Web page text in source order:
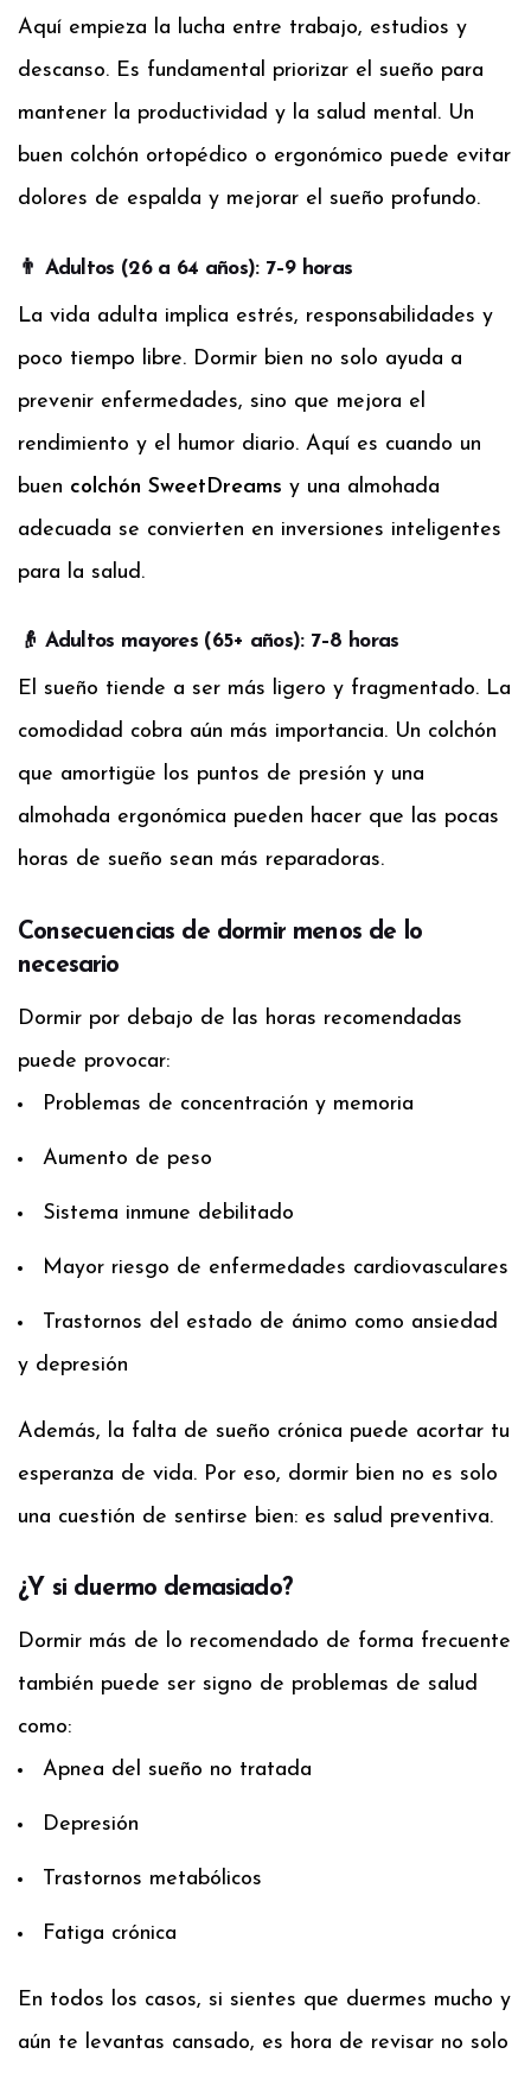
Aquí empieza la lucha entre trabajo, estudios y
descanso. Es fundamental priorizar el sueño para
mantener la productividad y la salud mental. Un
buen colchón ortopédico o ergonómico puede evitar
dolores de espalda y mejorar el sueño profundo.
👨 Adultos (26 a 64 años): 7–9 horas
La vida adulta implica estrés, responsabilidades y
poco tiempo libre. Dormir bien no solo ayuda a
prevenir enfermedades, sino que mejora el
rendimiento y el humor diario. Aquí es cuando un
buen colchón SweetDreams y una almohada
adecuada se convierten en inversiones inteligentes
para la salud.
👴 Adultos mayores (65+ años): 7–8 horas
El sueño tiende a ser más ligero y fragmentado. La
comodidad cobra aún más importancia. Un colchón
que amortigüe los puntos de presión y una
almohada ergonómica pueden hacer que las pocas
horas de sueño sean más reparadoras.
Consecuencias de dormir menos de lo
necesario
Dormir por debajo de las horas recomendadas
puede provocar:
Problemas de concentración y memoria
Aumento de peso
Sistema inmune debilitado
Mayor riesgo de enfermedades cardiovasculares
Trastornos del estado de ánimo como ansiedad
y depresión
Además, la falta de sueño crónica puede acortar tu
esperanza de vida. Por eso, dormir bien no es solo
una cuestión de sentirse bien: es salud preventiva.
¿Y si duermo demasiado?
Dormir más de lo recomendado de forma frecuente
también puede ser signo de problemas de salud
como:
Apnea del sueño no tratada
Depresión
Trastornos metabólicos
Fatiga crónica
En todos los casos, si sientes que duermes mucho y
aún te levantas cansado, es hora de revisar no solo